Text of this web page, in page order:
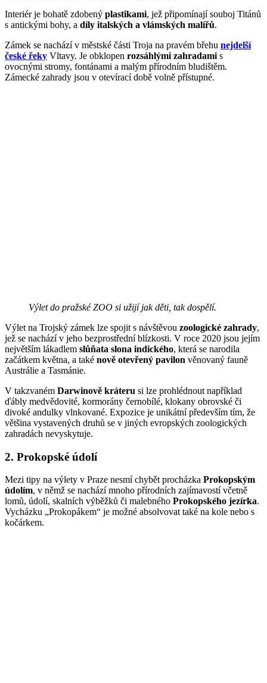
Interiér je bohatě zdobený plastikami, jež připomínají souboj Titánů
s antickými bohy, a díly italských a vlámských malířů.
Zámek se nachází v městské části Troja na pravém břehu nejdelší
české řeky Vltavy. Je obklopen rozsáhlými zahradami s
ovocnými stromy, fontánami a malým přírodním bludištěm.
Zámecké zahrady jsou v otevírací době volně přístupné.
Výlet do pražské ZOO si užijí jak děti, tak dospělí.
Výlet na Trojský zámek lze spojit s návštěvou zoologické zahrady,
jež se nachází v jeho bezprostřední blízkosti. V roce 2020 jsou jejím
největším lákadlem slůňata slona indického, která se narodila
začátkem května, a také nově otevřený pavilon věnovaný fauně
Austrálie a Tasmánie.
V takzvaném Darwinově kráteru si lze prohlédnout například
ďábly medvědovité, kormorány černobílé, klokany obrovské či
divoké andulky vlnkované. Expozice je unikátní především tím, že
většina vystavených druhů se v jiných evropských zoologických
zahradách nevyskytuje.
2. Prokopské údolí
Mezi tipy na výlety v Praze nesmí chybět procházka Prokopským
údolím, v němž se nachází mnoho přírodních zajímavostí včetně
lomů, údolí, skalních výběžků či malebného Prokopského jezírka.
Vycházku „Prokopákem“ je možné absolvovat také na kole nebo s
kočárkem.